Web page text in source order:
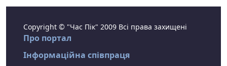
Copyright © "Час Пік" 2009 Всі права захищені
Про портал
Інформаційна співпраця